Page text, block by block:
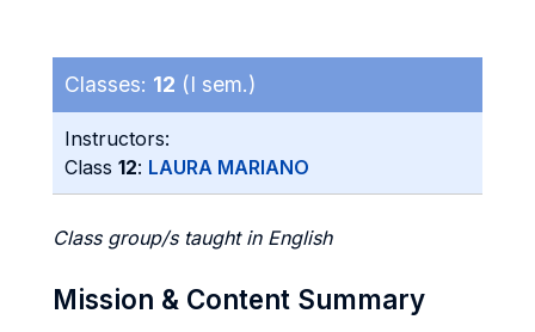
Classes: 12 (I sem.)
Instructors:
Class 12: LAURA MARIANO
Class group/s taught in English
Mission & Content Summary